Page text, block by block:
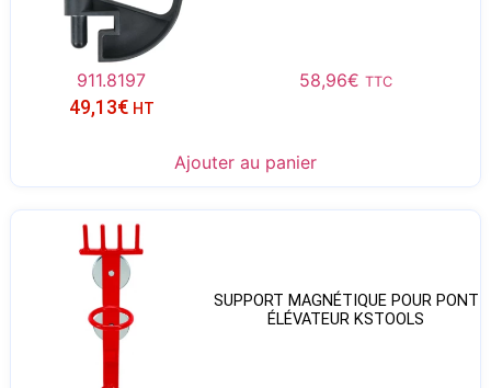
911.8197 58,96€ TTC
49,13€ HT
Ajouter au panier
SUPPORT MAGNÉTIQUE POUR PONT
ÉLÉVATEUR KSTOOLS